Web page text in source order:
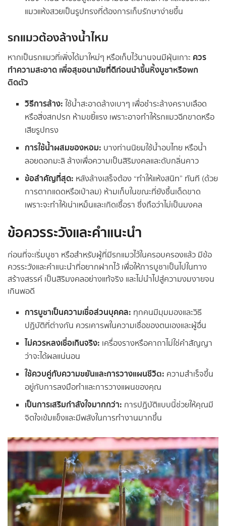
แมวแห้งสวยเป็นรูปทรงที่ต้องการเก็บรักษาง่ายขึ้น
รกแมวต้องล้างน้ำไหม
หากเป็นรกแมวที่เพิ่งได้มาใหม่ๆ หรือเก็บไว้นานจนมีฝุ่นเกาะ ควร
ทำความสะอาด เพื่อสุขอนามัยที่ดีก่อนนำขึ้นหิ้งบูชาหรือพก
ติดตัว
วิธีการล้าง: ใช้น้ำสะอาดล้างเบาๆ เพื่อชำระล้างคราบเลือด
หรือสิ่งสกปรก ห้ามขยี้แรง เพราะอาจทำให้รกแมวฉีกขาดหรือ
เสียรูปทรง
การใช้น้ำผสมของหอม: บางท่านนิยมใช้น้ำอบไทย หรือน้ำ
ลอยดอกมะลิ ล้างเพื่อความเป็นสิริมงคลและดับกลิ่นคาว
ข้อสำคัญที่สุด: หลังล้างเสร็จต้อง “ทำให้แห้งสนิท” ทันที (ด้วย
การตากแดดหรือเป่าลม) ห้ามเก็บในขณะที่ยังชื้นเด็ดขาด
เพราะจะทำให้เน่าเหม็นและเกิดเชื้อรา ซึ่งถือว่าไม่เป็นมงคล
ข้อควรระวังและคำแนะนำ
ก่อนที่จะเริ่มบูชา หรือสำหรับผู้ที่มีรกแมวไว้ในครอบครองแล้ว มีข้อ
ควรระวังและคำแนะนำที่อยากฝากไว้ เพื่อให้การบูชาเป็นไปในทาง
สร้างสรรค์ เป็นสิริมงคลอย่างแท้จริง และไม่นำไปสู่ความงมงายจน
เกินพอดี
การบูชาเป็นความเชื่อส่วนบุคคล: ทุกคนมีมุมมองและวิธี
ปฏิบัติที่ต่างกัน ควรเคารพในความเชื่อของตนเองและผู้อื่น
ไม่ควรหลงเชื่อเกินจริง: เครื่องรางหรือคาถาไม่ใช่คำสัญญา
ว่าจะได้ผลแน่นอน
ใช้ควบคู่กับความขยันและการวางแผนชีวิต: ความสำเร็จขึ้น
อยู่กับการลงมือทำและการวางแผนของคุณ
เป็นการเสริมกำลังใจมากกว่า: การปฏิบัติแบบนี้ช่วยให้คุณมี
จิตใจเข้มแข็งและมีพลังในการทำงานมากขึ้น